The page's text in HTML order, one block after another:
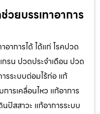
วยบรรเทาอาการ
อาการได้ ได้แก่ โรคปวด
กรน ปวดประจําเดือน ปวด
รระบบต่อมไร้ท่อ แก้
ารเคลื่อนไหว แก้อาการ
ปัสสาวะ แก้อาการระบบ